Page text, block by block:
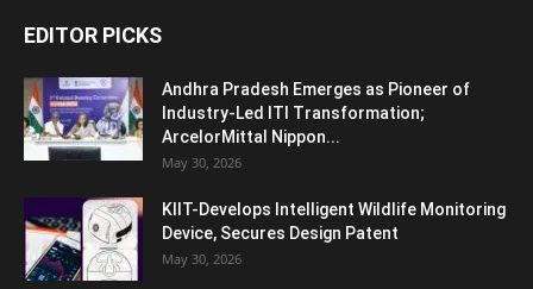
EDITOR PICKS
Andhra Pradesh Emerges as Pioneer of
Industry-Led ITI Transformation;
ArcelorMittal Nippon...
May 30, 2026
KIIT-Develops Intelligent Wildlife Monitoring
Device, Secures Design Patent
May 30, 2026